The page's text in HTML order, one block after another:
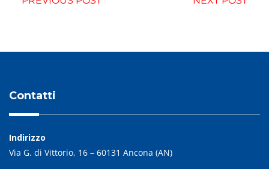
Contatti
Indirizzo
Via G. di Vittorio, 16 – 60131 Ancona (AN)